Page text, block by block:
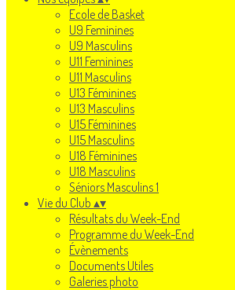
Ecole de Basket
U9 Feminines
U9 Masculins
U11 Feminines
U11 Masculins
U13 Féminines
U13 Masculins
U15 Féminines
U15 Masculins
U18 Féminines
U18 Masculins
Séniors Masculins 1
Vie du Club ▴▾
Résultats du Week-End
Programme du Week-End
Évènements
Documents Utiles
Galeries photo